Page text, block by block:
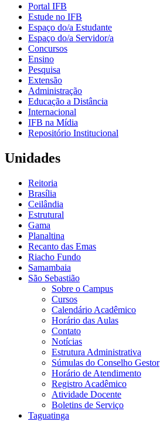
Portal IFB
Estude no IFB
Espaço do/a Estudante
Espaço do/a Servidor/a
Concursos
Ensino
Pesquisa
Extensão
Administração
Educação a Distância
Internacional
IFB na Mídia
Repositório Institucional
Unidades
Reitoria
Brasília
Ceilândia
Estrutural
Gama
Planaltina
Recanto das Emas
Riacho Fundo
Samambaia
São Sebastião
Sobre o Campus
Cursos
Calendário Acadêmico
Horário das Aulas
Contato
Notícias
Estrutura Administrativa
Súmulas do Conselho Gestor
Horário de Atendimento
Registro Acadêmico
Atividade Docente
Boletins de Serviço
Taguatinga